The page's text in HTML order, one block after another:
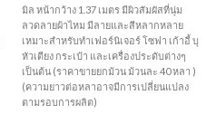
มิล หน้ากว้าง 1.37 เมตร มีผิวสัมผัสที่นุ่ม
ลวดลายผ้าไหม มีลายและสีหลากหลาย
เหมาะสำหรับทำเฟอร์นิเจอร์ โซฟา เก้าอี้ บุ
หัวเตียง กระเป๋า และเครื่องประดับต่างๆ
เป็นต้น (ราคาขายยกม้วน ม้วนละ 40 หลา )
(ความยาวต่อหลาอาจมีการเปลี่ยนแปลง
ตามรอบการผลิต)